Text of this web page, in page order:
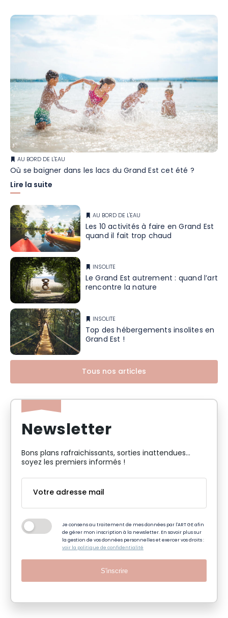
AU BORD DE L'EAU
Où se baigner dans les lacs du Grand Est cet été ?
Lire la suite
AU BORD DE L'EAU
Les 10 activités à faire en Grand Est
quand il fait trop chaud
INSOLITE
Le Grand Est autrement : quand l’art
rencontre la nature
INSOLITE
Top des hébergements insolites en
Grand Est !
Tous nos articles
Newsletter
Bons plans rafraichissants, sorties inattendues…
soyez les premiers informés !
Je consens au traitement de mes données par l'ART GE afin
de gérer mon inscription à la newsletter. En savoir plus sur
la gestion de vos données personnelles et exercer vos droits :
voir la politique de confidentialité
S'inscrire